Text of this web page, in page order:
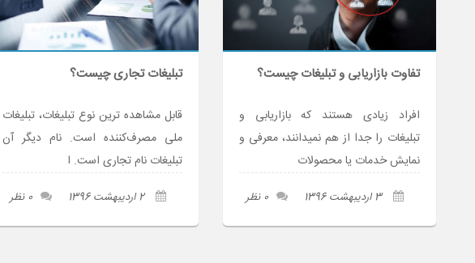
تفاوت بازاریابی و تبلیغات چیست؟
افراد زیادی هستند که بازاریابی و
تبلیغات را جدا از هم نمیدانند، معرفی و
نمایش خدمات یا محصولات
3 اردیبهشت 1396 0 نظر
تبلیغات تجاری چیست؟
قابل مشاهده‌ ترین نوع تبلیغات، تبلیغات
ملی مصرف‌کننده است. نام دیگر آن
تبلیغات نام تجاری است. ا
2 اردیبهشت 1396 0 نظر